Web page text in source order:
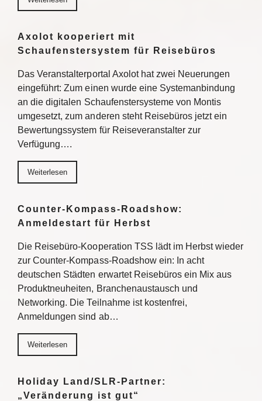
Axolot kooperiert mit
Schaufenstersystem für Reisebüros
Das Veranstalterportal Axolot hat zwei Neuerungen
eingeführt: Zum einen wurde eine Systemanbindung
an die digitalen Schaufenstersysteme von Montis
umgesetzt, zum anderen steht Reisebüros jetzt ein
Bewertungssystem für Reiseveranstalter zur
Verfügung….
Weiterlesen
Counter-Kompass-Roadshow:
Anmeldestart für Herbst
Die Reisebüro-Kooperation TSS lädt im Herbst wieder
zur Counter-Kompass-Roadshow ein: In acht
deutschen Städten erwartet Reisebüros ein Mix aus
Produktneuheiten, Branchenaustausch und
Networking. Die Teilnahme ist kostenfrei,
Anmeldungen sind ab…
Weiterlesen
Holiday Land/SLR-Partner:
„Veränderung ist gut“